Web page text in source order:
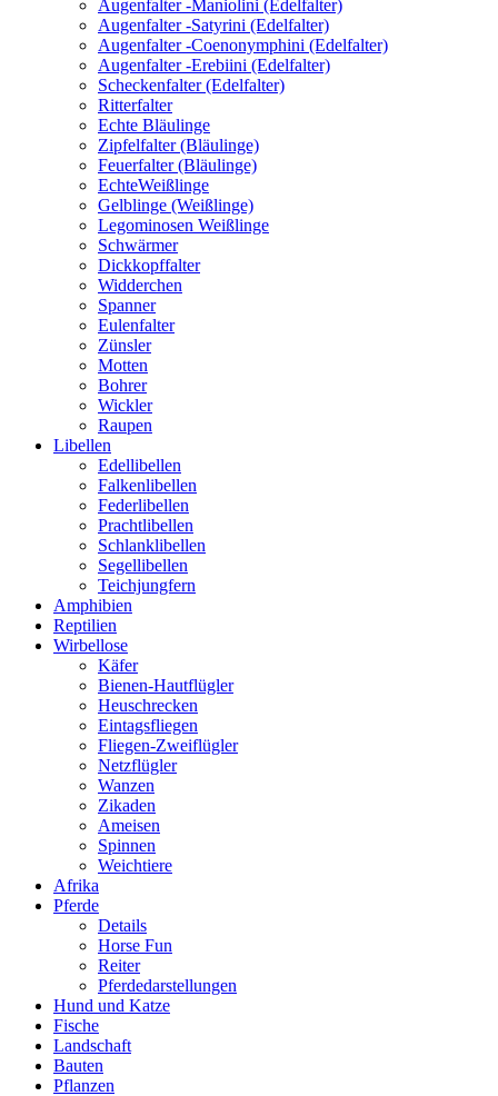
Augenfalter -Maniolini (Edelfalter)
Augenfalter -Satyrini (Edelfalter)
Augenfalter -Coenonymphini (Edelfalter)
Augenfalter -Erebiini (Edelfalter)
Scheckenfalter (Edelfalter)
Ritterfalter
Echte Bläulinge
Zipfelfalter (Bläulinge)
Feuerfalter (Bläulinge)
EchteWeißlinge
Gelblinge (Weißlinge)
Legominosen Weißlinge
Schwärmer
Dickkopffalter
Widderchen
Spanner
Eulenfalter
Zünsler
Motten
Bohrer
Wickler
Raupen
Libellen
Edellibellen
Falkenlibellen
Federlibellen
Prachtlibellen
Schlanklibellen
Segellibellen
Teichjungfern
Amphibien
Reptilien
Wirbellose
Käfer
Bienen-Hautflügler
Heuschrecken
Eintagsfliegen
Fliegen-Zweiflügler
Netzflügler
Wanzen
Zikaden
Ameisen
Spinnen
Weichtiere
Afrika
Pferde
Details
Horse Fun
Reiter
Pferdedarstellungen
Hund und Katze
Fische
Landschaft
Bauten
Pflanzen